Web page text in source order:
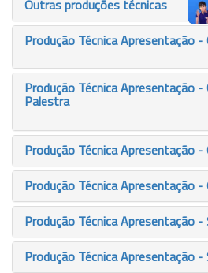
Outras produções técnicas
Produção Técnica Apresentação -
Produção Técnica Apresentação -
Palestra
Produção Técnica Apresentação -
Produção Técnica Apresentação
Produção Técnica Apresentação -
Produção Técnica Apresentação -